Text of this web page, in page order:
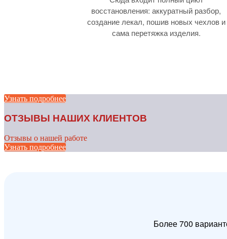
восстановления: аккуратный разбор,
создание лекал, пошив новых чехлов и
сама перетяжка изделия.
Узнать подробнее
ОТЗЫВЫ НАШИХ КЛИЕНТОВ
Отзывы о нашей работе
Узнать подробнее
Более 700